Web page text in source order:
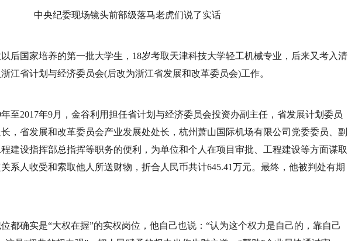
后国家培养的第一批大学生，18岁考取天津科技大学轻工机械专业，后来又考入清
江省计划与经济委员会(后改为浙江省发展和改革委员会)工作。
至2017年9月，金谷利用担任省计划与经济委员会投资办副主任，省发展计划委员
，省发展和改革委员会产业发展处处长，杭州萧山国际机场有限公司党委委员、副
建设指挥部总指挥等职务的便利，为单位和个人在项目审批、工程建设等方面谋取
系人收受和索取他人所送财物，折合人民币共计645.41万元。最终，他被判处有期
都确实是“大权在握”的实权岗位，他自己也说：“认为这个权力是自己的，靠自己